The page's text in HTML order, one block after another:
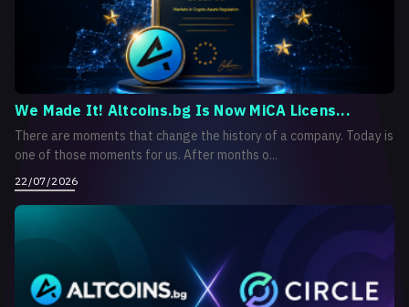
We Made It! Altcoins.bg Is Now MiCA Licens...
There are moments that change the history of a company. Today is
one of those moments for us. After months o...
22/07/2026